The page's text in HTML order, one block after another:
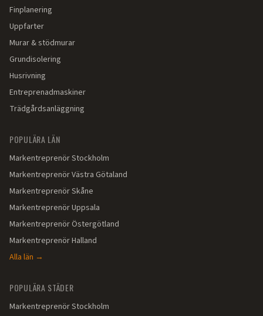
Finplanering
Uppfarter
Murar & stödmurar
Grundisolering
Husrivning
Entreprenadmaskiner
Trädgårdsanläggning
POPULÄRA LÄN
MarkentreprenörStockholm
MarkentreprenörVästra Götaland
MarkentreprenörSkåne
MarkentreprenörUppsala
MarkentreprenörÖstergötland
MarkentreprenörHalland
Alla län →
POPULÄRA STÄDER
MarkentreprenörStockholm